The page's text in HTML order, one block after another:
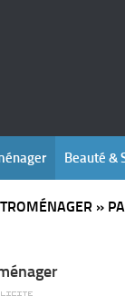
Beauté &
»